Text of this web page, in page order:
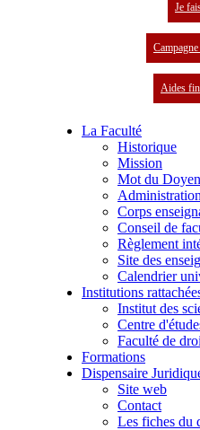
Je
Aides
La Faculté
Historique
Mission
Mot du Doyen
Administration
Corps
Conseil de
Règlement
Site des
Calendrier
Institutions
Institut des
Centre
Faculté de
Formations
Dispensaire
Site web
Contact
Les fiches du